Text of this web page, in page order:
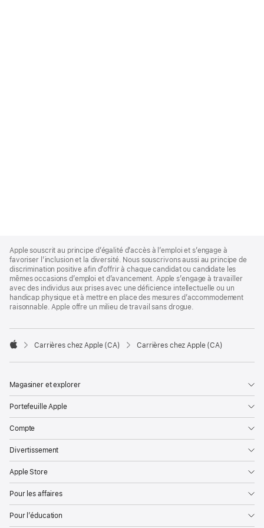
Footer
Apple souscrit au principe d’égalité d’accès à l’emploi et s’engage à
favoriser l’inclusion et la diversité. Nous souscrivons aussi au principe de
discrimination positive afin d’offrir à chaque candidat ou candidate les
mêmes occasions d’emploi et d’avancement. Apple s’engage à travailler
avec des individus aux prises avec une déficience intellectuelle ou un
handicap physique et à mettre en place des mesures d’accommodement
raisonnable. Apple offre un milieu de travail sans drogue.

Carrières chez Apple (CA) Carrières chez Apple (CA)
Magasiner et explorer
Portefeuille Apple
Compte
Divertissement
Apple Store
Pour les affaires
Pour l’éducation